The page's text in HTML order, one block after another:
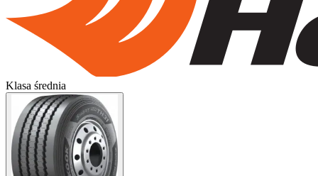
Klasa średnia